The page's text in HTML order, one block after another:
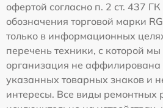
офертой согласно п. 2 ст. 437
обозначения торговой марки
только в информационных
перечень техники, с которой
организация не аффилирована
указанных товарных знаков и
интересы. Все виды ремонтных